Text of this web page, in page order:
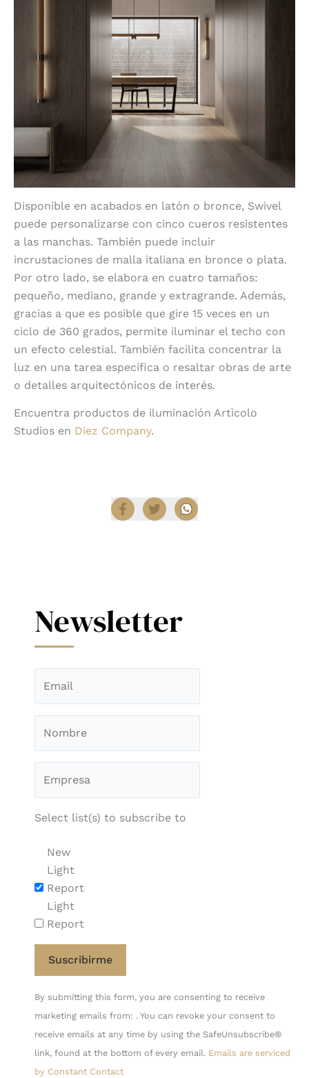
Disponible en acabados en latón o bronce, Swivel
puede personalizarse con cinco cueros resistentes
a las manchas. También puede incluir
incrustaciones de malla italiana en bronce o plata.
Por otro lado, se elabora en cuatro tamaños:
pequeño, mediano, grande y extragrande. Además,
gracias a que es posible que gire 15 veces en un
ciclo de 360 grados, permite iluminar el techo con
un efecto celestial. También facilita concentrar la
luz en una tarea específica o resaltar obras de arte
o detalles arquitectónicos de interés.
Encuentra productos de iluminación Artìcolo
Studios en Diez Company.
Newsletter
Select list(s) to subscribe to
New
Light
Report
Light
Report
Constant
Contact
Use.
Please
leave
By submitting this form, you are consenting to receive
marketing emails from: . You can revoke your consent to
receive emails at any time by using the SafeUnsubscribe®
link, found at the bottom of every email. Emails are serviced
by Constant Contact